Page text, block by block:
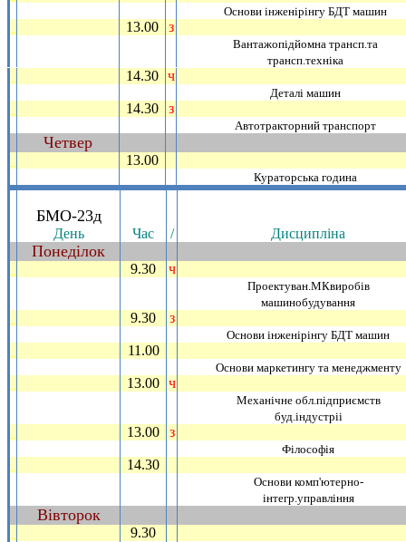
Основи iнженiрiнгу БДТ машин
13.00 з
Вантажопiдйомна трансп.та
трансп.технiка
14.30 ч
Деталi машин
14.30 з
Автотракторний транспорт
Четвер
13.00
Кураторська година
БМО-23д
День Час / Дисциплiна
Понедiлок
9.30 ч
Проектуван.МКвиробiв
машинобудування
9.30 з
Основи iнженiрiнгу БДТ машин
11.00
Основи маркетингу та менеджменту
13.00 ч
Механiчне обл.пiдприємств
буд.iндустрii
13.00 з
Фiлософiя
14.30
Основи комп'ютерно-
iнтегр.управлiння
Вiвторок
9.30